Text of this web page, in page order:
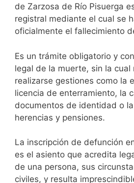
de Zarzosa de Río Pisuerga
registral mediante el cual se
oficialmente el fallecimiento
Es un trámite obligatorio y
legal de la muerte, sin la cual
realizarse gestiones como la
licencia de enterramiento, la
documentos de identidad o
herencias y pensiones.
La inscripción de defunción
es el asiento que acredita
de una persona, sus
civiles, y resulta